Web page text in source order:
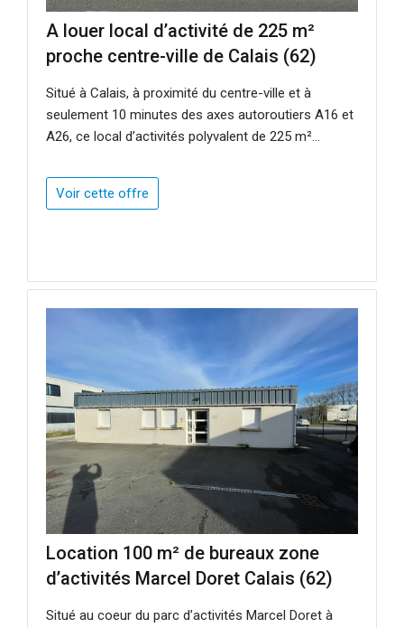
A louer local d’activité de 225 m²
proche centre-ville de Calais (62)
Situé à Calais, à proximité du centre-ville et à
seulement 10 minutes des axes autoroutiers A16 et
A26, ce local d’activités polyvalent de 225 m²...
Voir cette offre
Location 100 m² de bureaux zone
d’activités Marcel Doret Calais (62)
Situé au coeur du parc d’activités Marcel Doret à